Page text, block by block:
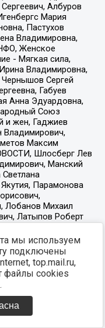
мы используем
подключены
top.mail.ru,
файлы cookies